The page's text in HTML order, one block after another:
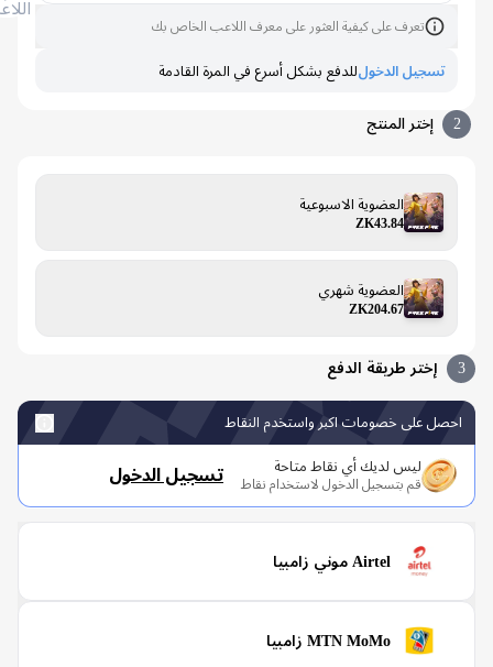
اللاعب
تعرف على كيفية العثور على معرف اللاعب الخاص بك
تسجيل الدخول للدفع بشكل أسرع في المرة القادمة
إختر المنتج
العضوية الاسبوعية
ZK43.84
العضوية شهري
ZK204.67
إختر طريقة الدفع
على خصومات اكبر واستخدم النقاط
ليس لديك أي نقاط متاحة
قم بتسجيل الدخول لاستخدام نقاط تسجيل الدخول
Airtel موني زامبيا
MTN MoMo زامبيا